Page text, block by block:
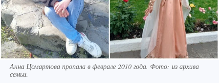
Анна Цомартова пропала в феврале 2010 года. Фото: из архива
семьи.